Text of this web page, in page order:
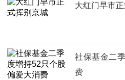
大红门早市
社保基金二
费